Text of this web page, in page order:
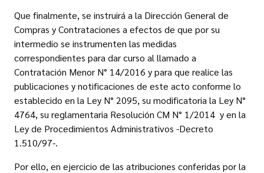
Que finalmente, se instruirá a la Dirección General de
Compras y Contrataciones a efectos de que por su
intermedio se instrumenten las medidas
correspondientes para dar curso al llamado a
Contratación Menor N° 14/2016 y para que realice las
publicaciones y notificaciones de este acto conforme lo
establecido en la Ley N° 2095, su modificatoria la Ley N°
4764, su reglamentaria Resolución CM N° 1/2014 y en la
Ley de Procedimientos Administrativos -Decreto
1.510/97-.
Por ello, en ejercicio de las atribuciones conferidas por la